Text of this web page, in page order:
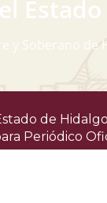
y Soberano de
de
Periódico